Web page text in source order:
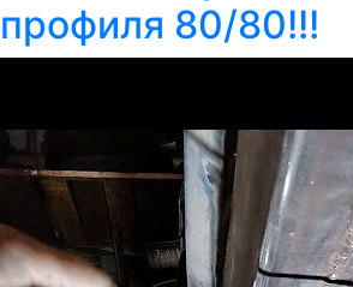
профиля 80/80!!!